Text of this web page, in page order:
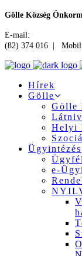
Gölle Község
E-mail:
(82) 374 016 |
Hírek
Gölle
Gölle
Helyi
Ügyintézés
e-